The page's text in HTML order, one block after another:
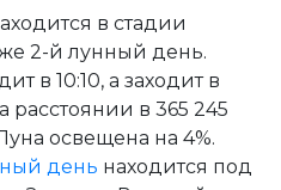
в стадии
2-й лунный день.
в 10:10, а заходит в
расстоянии в 365 245
освещена на 4%.
день находится под